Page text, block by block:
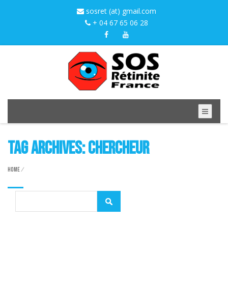
sosret (at) gmail.com
+ 04 67 65 06 28
Tag Archives: chercheur
Home/